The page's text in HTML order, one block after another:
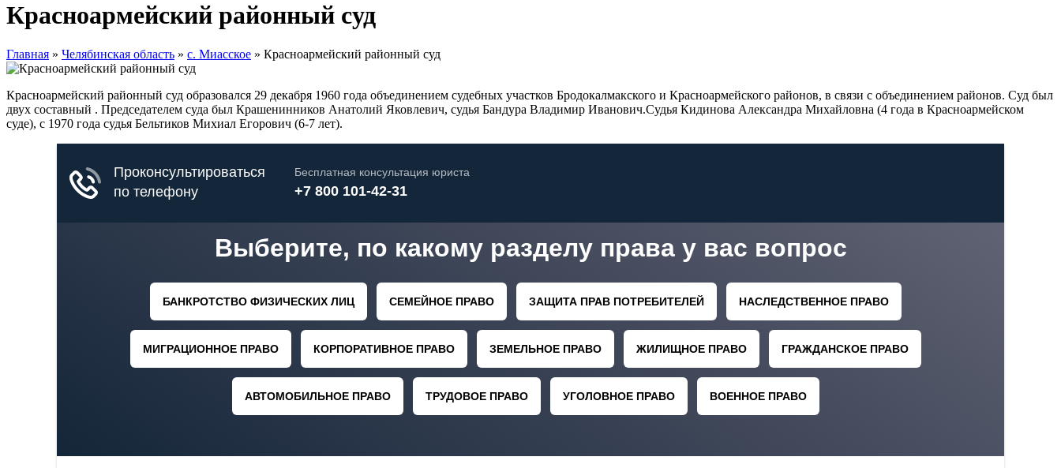
Красноармейский районный суд
Главная » Челябинская область » с. Миасское » Красноармейский районный суд
Красноармейский районный суд образовался 29 декабря 1960 года объединением судебных участков Бродокалмакского и Красноармейского районов, в связи с объединением районов. Суд был
двух составный . Председателем суда был Крашенинников Анатолий Яковлевич, судья Бандура Владимир Иванович.Судья Кидинова Александра Михайловна (4 года в Красноармейском
суде), с 1970 года судья Бельтиков Михиал Егорович (6-7 лет).